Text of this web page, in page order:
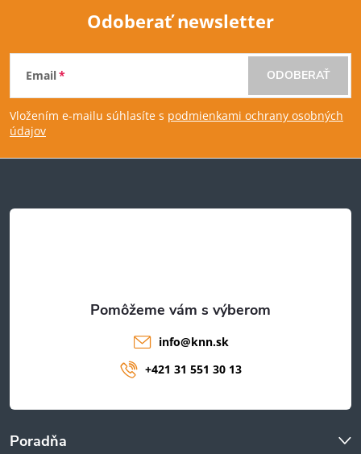
Z
á
p
t
Odoberať newsletter
Email
Vložením e-mailu súhlasíte s podmienkami ochrany osobných
údajov
ODOBERAŤ
Poradňa
info@knn.sk
+421 31 551 30 13